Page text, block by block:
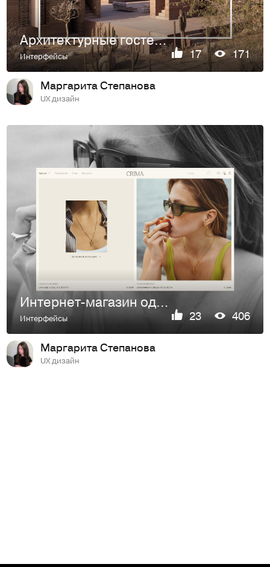
Архитектурные гостевые дома премиум-класса / VIPP
Интерфейсы 17 171
Маргарита Степанова
UX дизайн
Интернет-магазин одежды и аксессуаров / e-commerce
Интерфейсы 23 406
Маргарита Степанова
UX дизайн